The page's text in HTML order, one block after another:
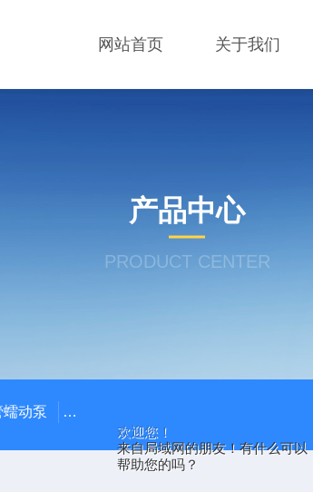
欢迎您！
来自局域网的朋友！有什么可以
帮助您的吗？
网站首页 关于我们
产品中心
PRODUCT CENTER
动泵 LDS-1G上海青浦绿洲粮食谷物水分测